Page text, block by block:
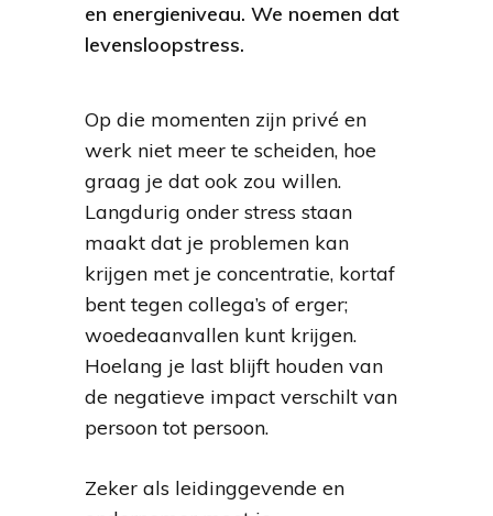
en energieniveau. We noemen dat
levensloopstress.
Op die momenten zijn privé en
werk niet meer te scheiden, hoe
graag je dat ook zou willen.
Langdurig onder stress staan
maakt dat je problemen kan
krijgen met je concentratie, kortaf
bent tegen collega’s of erger;
woedeaanvallen kunt krijgen.
Hoelang je last blijft houden van
de negatieve impact verschilt van
persoon tot persoon.
Zeker als leidinggevende en